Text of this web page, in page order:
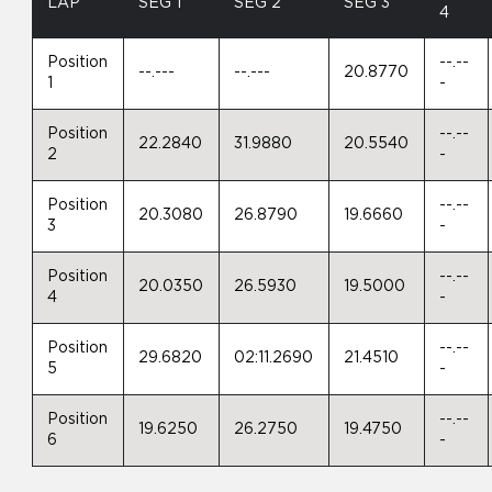
LAP SEG 1 SEG 2 SEG 3
4
Position
1
--.--- --.--- 20.8770
--.--
-
Position
2
22.2840 31.9880 20.5540
--.--
-
Position
3
20.3080 26.8790 19.6660
--.--
-
Position
4
20.0350 26.5930 19.5000
--.--
-
Position
5
29.6820 02:11.2690 21.4510
--.--
-
Position
6
19.6250 26.2750 19.4750
--.--
-